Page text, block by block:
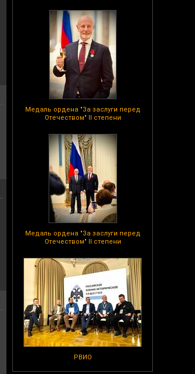
Медаль ордена "За заслуги перед
Отечеством" II степени
Медаль ордена "За заслуги перед
Отечеством" II степени
РВИО